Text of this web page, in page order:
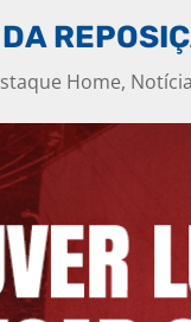
Home,